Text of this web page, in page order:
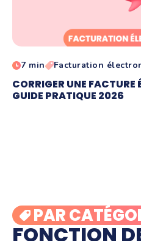
7 min Facturation
CORRIGER UNE FACTURE
GUIDE PRATIQUE 2026
PAR
FONCTION